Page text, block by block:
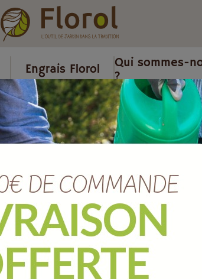
Engrais Florol
Qui sommes-
?
de sol industriel renforcée 75cm avec manche.
Raclette de
renforcée
Ref :
B384275E
EAN :3700279621414
Marque : SOERGEN
Quantité :